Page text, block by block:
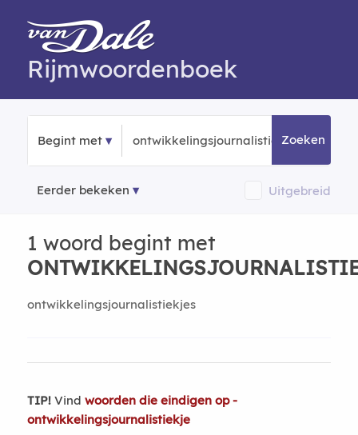
Rijmwoordenboek
Begint met Zoeken
Eerder bekeken Uitgebreid
1 woord begint met
ontwikkelingsjournalistiekjes
TIP!Vind woorden die eindigen op -
ontwikkelingsjournalistiekje